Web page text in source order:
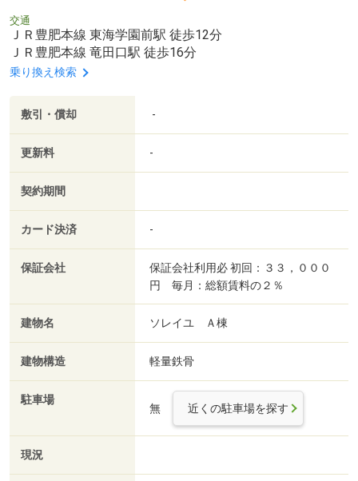
交通
ＪＲ豊肥本線 東海学園前駅 徒歩12分
ＪＲ豊肥本線 竜田口駅 徒歩16分
乗り換え検索
敷引・償却 -
更新料 -
契約期間
カード決済 -
保証会社
保証会社利用必 初回：３３，０００
円 毎月：総額賃料の２％
建物名 ソレイユ Ａ棟
建物構造 軽量鉄骨
駐車場
無 近くの駐車場を探す
現況